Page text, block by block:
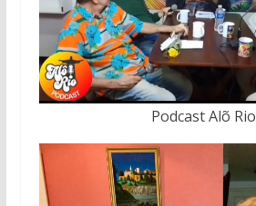
Podcast Alõ Rio